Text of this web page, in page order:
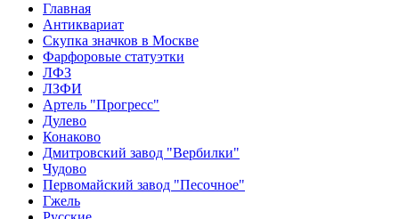
Главная
Антиквариат
Скупка значков в Москве
Фарфоровые статуэтки
ЛФЗ
ЛЗФИ
Артель "Прогресс"
Дулево
Конаково
Дмитровский завод "Вербилки"
Чудово
Первомайский завод "Песочное"
Гжель